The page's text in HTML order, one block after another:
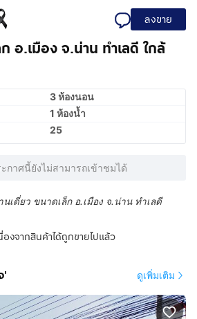
ลงขาย
อ.เมือง จ.น่าน ทำเลดี ใกล้
3 ห้องนอน
1 ห้องน้ำ
25
กาศนี้ยังไม่สามารถเข้าชมได้
นเดี่ยว ขนาดเล็ก อ.เมือง จ.น่าน ทำเลดี
งจากสินค้าได้ถูกขายไปแล้ว
' ดูเพิ่มเติม